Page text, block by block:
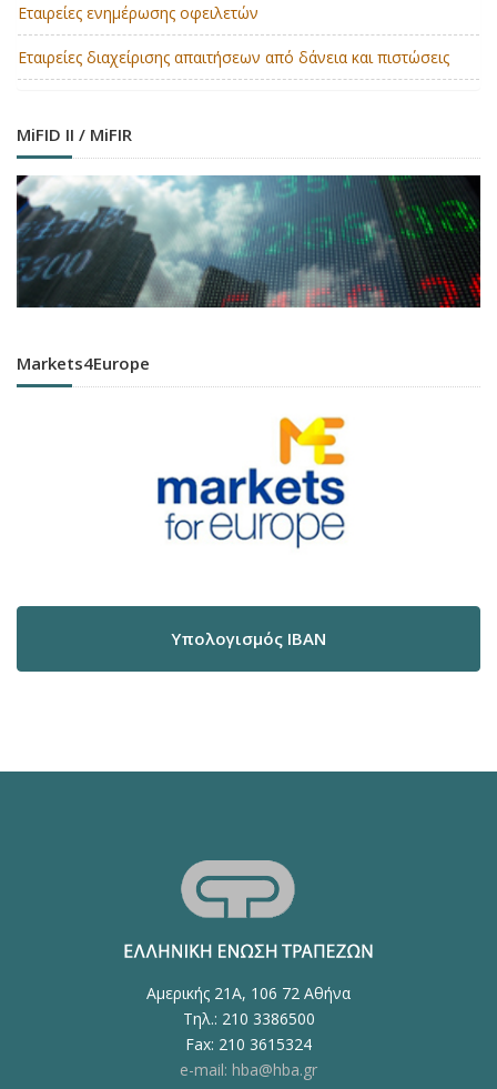
Εταιρείες ενημέρωσης οφειλετών
Εταιρείες διαχείρισης απαιτήσεων από δάνεια και πιστώσεις
MiFID II / MiFIR
Markets4Europe
Υπολογισμός IBAN
Αμερικής 21Α, 106 72 Αθήνα
Τηλ.: 210 3386500
Fax: 210 3615324
e-mail: hba@hba.gr